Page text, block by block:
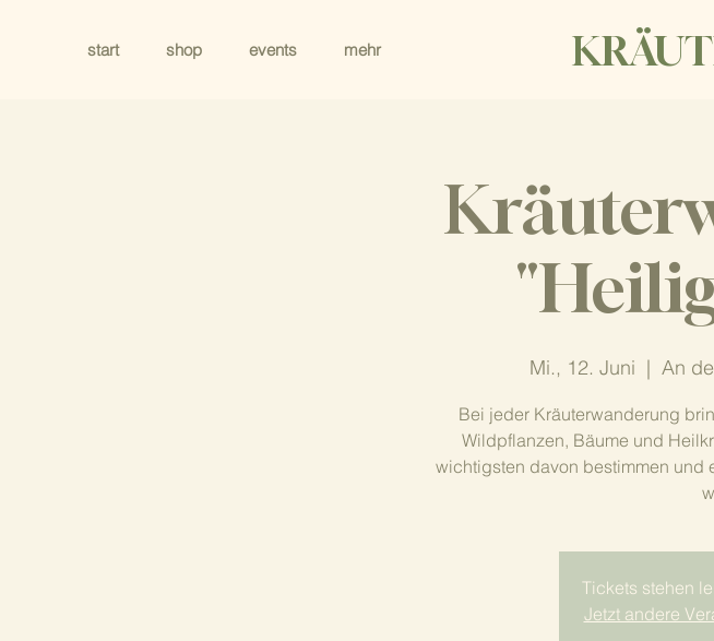
start shop events mehr
Mi., 12. Juni
  |
An
Bei jeder Kräuterwanderung
Wildpflanzen, Bäume und
wichtigsten davon bestimmen und
Tickets stehen
Jetzt andere